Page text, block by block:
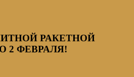
РАКЕТНОЙ
2 ФЕВРАЛЯ!